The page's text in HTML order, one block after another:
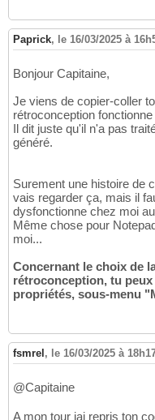
Paprick, le 16/03/2025 à
Bonjour Capitaine,
Je viens de copier-coller
rétroconception fonctionne
Il dit juste qu'il n'a pas
généré.
Surement une histoire de
vais regarder ça, mais il
dysfonctionne chez moi
Même chose pour
moi...
Concernant le choix de
rétroconception, tu
propriétés, sous-menu
fsmrel, le 16/03/2025 à
@Capitaine
A mon tour jai repris ton